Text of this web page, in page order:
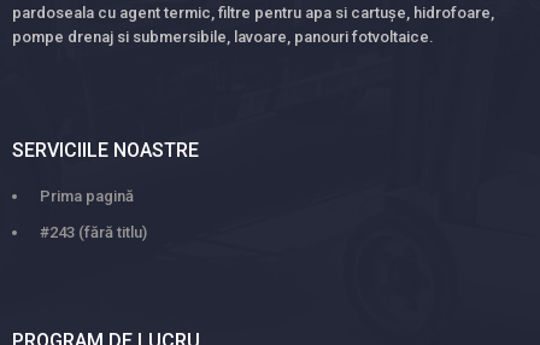
pardoseala cu agent termic, filtre pentru apa si cartușe, hidrofoare,
pompe drenaj si submersibile, lavoare, panouri fotvoltaice.
SERVICIILE NOASTRE
Prima pagină
#243 (fără titlu)
PROGRAM DE LUCRU